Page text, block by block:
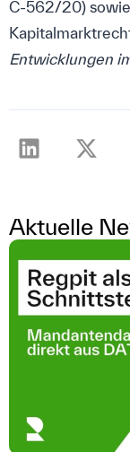
C-562/20)
Entwicklungen
Aktuelle